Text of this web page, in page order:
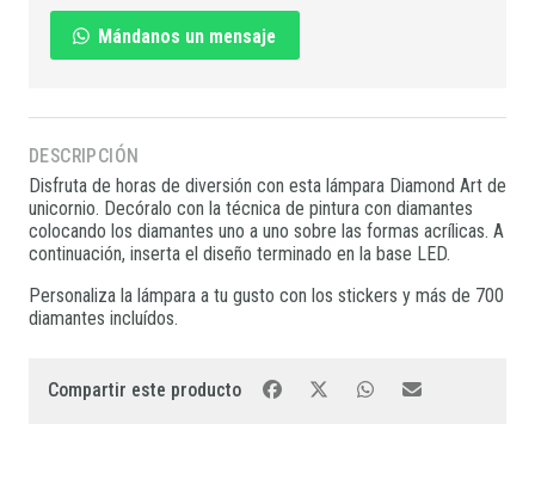
Mándanos un mensaje
DESCRIPCIÓN
Disfruta de horas de diversión con esta lámpara Diamond Art de
unicornio. Decóralo con la técnica de pintura con diamantes
colocando los diamantes uno a uno sobre las formas acrílicas. A
continuación, inserta el diseño terminado en la base LED.
Personaliza la lámpara a tu gusto con los stickers y más de 700
diamantes incluídos.
Compartir este producto